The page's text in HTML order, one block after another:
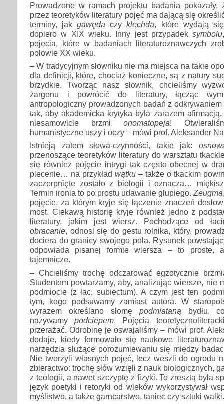
Prowadzone w ramach projektu badania
przez teoretyków literatury pojęć ma dającą się
terminy, jakgawęda czyklechda, które wydają
dopiero w XIX wieku. Inny jest przypadeksymbolu
pojęcia, które w badaniach literaturoznawczych
połowie XX wieku.
– W tradycyjnym słowniku nie ma miejsca na takie
dla definicji, które, chociaż konieczne, są z natury
brzydkie. Tworząc nasz słownik, chcieliśmy
żargonu i powrócić do literatury, łącząc
antropologiczny prowadzonych badań z odkrywaniem
tak, aby akademicka krytyka była zarazem
niesamowicie brzmi onomatopeja!
humanistyczne uszy i oczy – mówi prof. Aleksander
Istnieją zatem słowa-czynności, takie jak:
przenoszące teoretyków literatury do warsztatu
się również pojęcie intrygi tak często obecnej w
plecenie… na przykład wątku – także o tkackim
zaczerpnięte zostało z biologii i oznacza… miękisz
Termin ironia to po prostu udawanie głupiego. Zeugma
pojęcie, za którym kryje się łączenie znaczeń
most. Ciekawą historię kryje również jedno z
literatury, jakim jest wiersz. Pochodzące od
obracanie, odnosi się do gestu rolnika, który,
dociera do granicy swojego pola. Rysunek
odpowiada pisanej formie wiersza – to proste,
tajemnicze.
– Chcieliśmy trochę odczarować egzotycznie
Studentom powtarzamy, aby, analizując wiersze, nie
podmiocie (z łac. subiectum). A czym jest ten
tym, kogo podsuwamy zamiast autora. W
wyrazem określano słomę podmiataną bydłu,
nazywamypodciepem . Pojęcia
przerażać. Odrobinę je oswajaliśmy – mówi prof.
dodaje, kiedy formowało się naukowe
narzędzia służące porozumiewaniu się między
Nie tworzyli własnych pojęć, lecz weszli do ogrodu
zbieractwo: trochę słów wzięli z nauk biologicznych,
z teologii, a nawet szczyptę z fizyki. To zresztą była
język poetyki i retoryki od wieków wykorzystywał
myślistwo, a także garncarstwo, taniec czy sztuki walki.